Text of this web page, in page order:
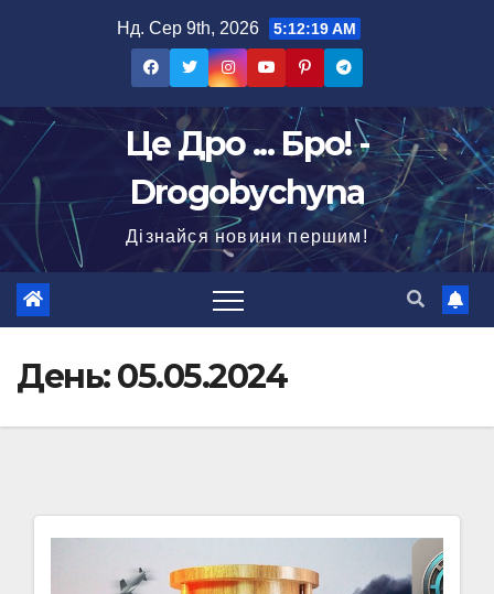
Нд. Сер 9th, 2026 5:12:20 AM
Це Дро ... Бро! -
Drogobychyna
Дізнайся новини першим!
День:05.05.2024